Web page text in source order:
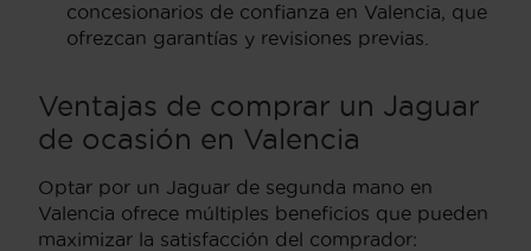
concesionarios de confianza en Valencia, que
ofrezcan garantías y revisiones previas.
Ventajas de comprar un Jaguar
de ocasión en Valencia
Optar por un Jaguar de segunda mano en
Valencia ofrece múltiples beneficios que pueden
maximizar la satisfacción del comprador: